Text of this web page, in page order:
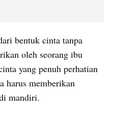
bentuk cinta tanpa
oleh seorang ibu
yang penuh perhatian
harus memberikan
mandiri.